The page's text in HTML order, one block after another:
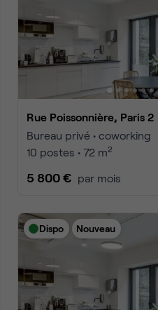
Rue Poissonnière, Paris 2
Bureau privé • coworking
10 postes • 72 m2
5 800 € par mois
Dispo Nouveau